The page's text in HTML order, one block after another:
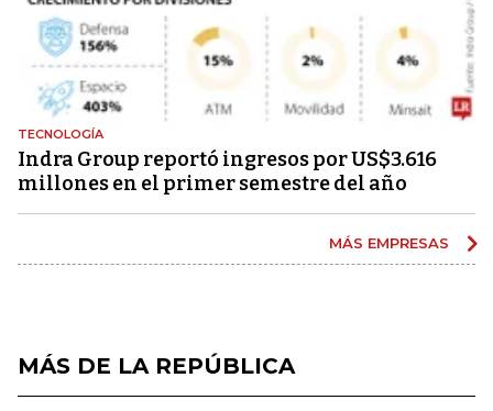
TECNOLOGÍA
Indra Group reportó ingresos por US$3.616
millones en el primer semestre del año
MÁS EMPRESAS
MÁS DE LA REPÚBLICA